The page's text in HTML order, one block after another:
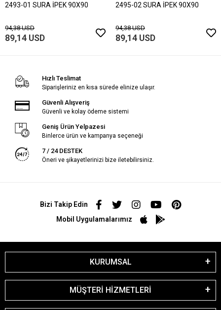
2493-01 SURA İPEK 90X90
94,38 USD
89,14 USD
2495-02 SURA İPEK 90X90
94,38 USD
89,14 USD
Hızlı Teslimat
Siparişleriniz en kısa sürede elinize ulaşır.
Güvenli Alışveriş
Güvenli ve kolay ödeme sistemi
Geniş Ürün Yelpazesi
Binlerce ürün ve kampanya seçeneği
7 / 24 DESTEK
Öneri ve şikayetlerinizi bize iletebilirsiniz.
Bizi Takip Edin
Mobil Uygulamalarımız
KURUMSAL
MÜŞTERİ HİZMETLERİ